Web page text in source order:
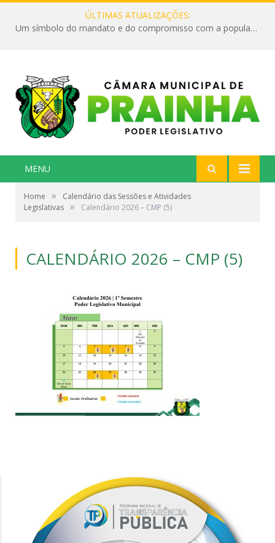
ÚLTIMAS ATUALIZAÇÕES:
Um símbolo do mandato e do compromisso com a população
MENU
Home »
Calendário das Sessões e Atividades
Legislativas » Calendário 2026 – CMP (5)
CALENDÁRIO 2026 – CMP (5)